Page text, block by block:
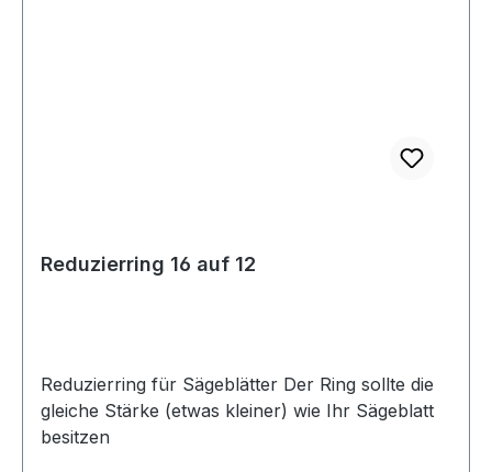
Reduzierring 16 auf 12
Reduzierring für Sägeblätter Der Ring sollte die
gleiche Stärke (etwas kleiner) wie Ihr Sägeblatt
besitzen